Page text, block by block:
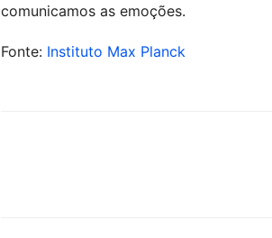
comunicamos as emoções.
Fonte: Instituto Max Planck